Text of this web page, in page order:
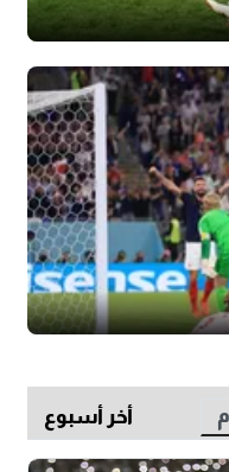
أخر أسبوع